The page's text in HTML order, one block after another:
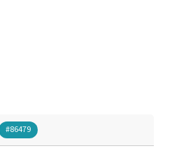
#86479